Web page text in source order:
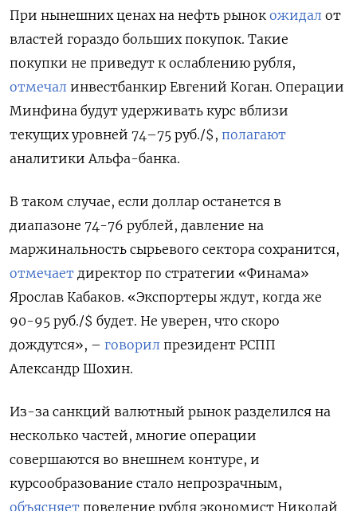
При нынешних ценах на нефть рынок ожидал от
властей гораздо больших покупок. Такие
покупки не приведут к ослаблению рубля,
отмечал инвестбанкир Евгений Коган. Операции
Минфина будут удерживать курс вблизи
текущих уровней 74–75 руб./$, полагают
аналитики Альфа-банка.
В таком случае, если доллар останется в
диапазоне 74-76 рублей, давление на
маржинальность сырьевого сектора сохранится,
отмечает директор по стратегии «Финама»
Ярослав Кабаков. «Экспортеры ждут, когда же
90-95 руб./$ будет. Не уверен, что скоро
дождутся», – говорил президент РСПП
Александр Шохин.
Из-за санкций валютный рынок разделился на
несколько частей, многие операции
совершаются во внешнем контуре, и
курсообразование стало непрозрачным,
объясняет поведение рубля экономист Николай